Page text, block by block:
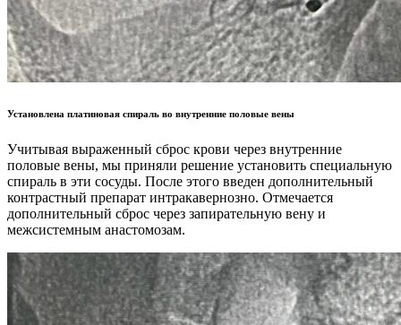
Установлена платиновая спираль во внутренние половые вены
Учитывая выраженный сброс крови через внутренние
половые вены, мы приняли решение установить специальную
спираль в эти сосуды. После этого введен дополнительный
контрастный препарат интракавернозно. Отмечается
дополнительный сброс через запирательную вену и
межсистемным анастомозам.